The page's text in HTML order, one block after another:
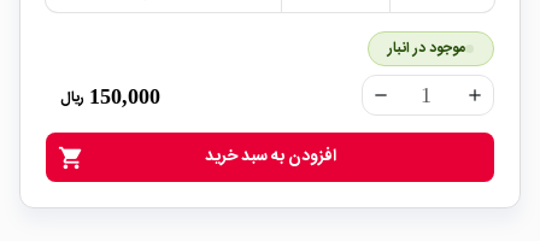
موجود در انبار
remove add
150,000 ریال
shopping_cart افزودن به سبد خرید